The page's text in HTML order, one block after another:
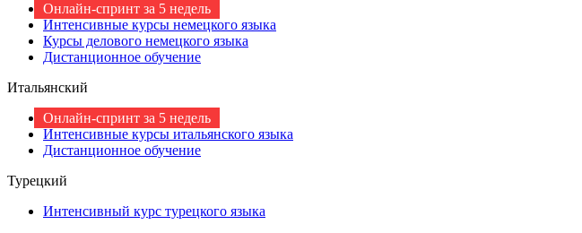
Онлайн-спринт за 5 недель
Интенсивные курсы немецкого языка
Курсы делового немецкого языка
Дистанционное обучение
Итальянский
Онлайн-спринт за 5 недель
Интенсивные курсы итальянского языка
Дистанционное обучение
Турецкий
Интенсивный курс турецкого языка